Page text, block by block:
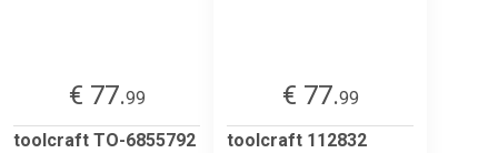
€ 77.99
toolcraft TO-6855792
€ 77.99
toolcraft 112832